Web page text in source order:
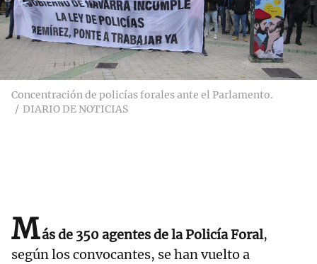
Concentración de policías forales ante el Parlamento.
DIARIO DE NOTICIAS
Más de 350 agentes de la Policía Foral,
según los convocantes, se han vuelto a